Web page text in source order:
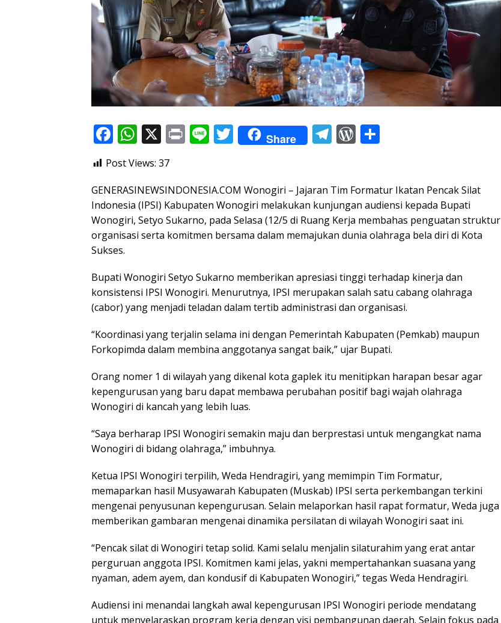
F
ac
e
b
o
o
k
W
at
s
A
p
X Pr Li T
w
er
Share T
gr
a
m
W
Pr
e
ss
e
Post Views: 37
GENERASINEWSINDONESIA.COM Wonogiri – Jajaran Tim Formatur Ikatan Pencak Silat
Indonesia (IPSI) Kabupaten Wonogiri melakukan kunjungan audiensi kepada Bupati
Wonogiri, Setyo Sukarno, pada Selasa (12/5 di Ruang Kerja membahas penguatan struktur
organisasi serta komitmen bersama dalam memajukan dunia olahraga bela diri di Kota
Sukses.
Bupati Wonogiri Setyo Sukarno memberikan apresiasi tinggi terhadap kinerja dan
konsistensi IPSI Wonogiri. Menurutnya, IPSI merupakan salah satu cabang olahraga
(cabor) yang menjadi teladan dalam tertib administrasi dan organisasi.
“Koordinasi yang terjalin selama ini dengan Pemerintah Kabupaten (Pemkab) maupun
Forkopimda dalam membina anggotanya sangat baik,” ujar Bupati.
Orang nomer 1 di wilayah yang dikenal kota gaplek itu menitipkan harapan besar agar
kepengurusan yang baru dapat membawa perubahan positif bagi wajah olahraga
Wonogiri di kancah yang lebih luas.
“Saya berharap IPSI Wonogiri semakin maju dan berprestasi untuk mengangkat nama
Wonogiri di bidang olahraga,” imbuhnya.
Ketua IPSI Wonogiri terpilih, Weda Hendragiri, yang memimpin Tim Formatur,
memaparkan hasil Musyawarah Kabupaten (Muskab) IPSI serta perkembangan terkini
mengenai penyusunan kepengurusan. Selain melaporkan hasil rapat formatur, Weda juga
memberikan gambaran mengenai dinamika persilatan di wilayah Wonogiri saat ini.
“Pencak silat di Wonogiri tetap solid. Kami selalu menjalin silaturahim yang erat antar
perguruan anggota IPSI. Komitmen kami jelas, yakni mempertahankan suasana yang
nyaman, adem ayem, dan kondusif di Kabupaten Wonogiri,” tegas Weda Hendragiri.
Audiensi ini menandai langkah awal kepengurusan IPSI Wonogiri periode mendatang
untuk menyelaraskan program kerja dengan visi pembangunan daerah. Selain fokus pada